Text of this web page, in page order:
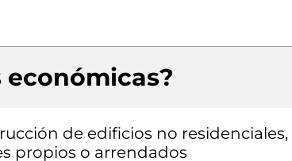
económicas?
de edificios no residenciales,
propios o arrendados